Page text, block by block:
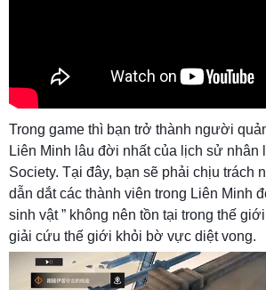
Trong game thì bạn trở thành người
Liên Minh lâu đời nhất của lịch sử nhân
Society. Tại đây, bạn sẽ phải chịu trách
dẫn dắt các thành viên trong Liên Minh
sinh vật ” không nên tồn tại trong thế
giải cứu thế giới khỏi bờ vực diệt vong.